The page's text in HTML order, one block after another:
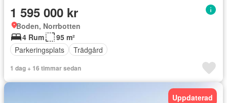
1 595 000 kr
Boden, Norrbotten
4 Rum
95 m²
Parkeringsplats
Trädgård
1 dag + 16 timmar sedan
Uppdaterad